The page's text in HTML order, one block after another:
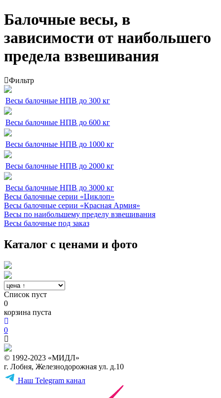
Балочные весы, в
зависимости от наибольшего
предела взвешивания
Фильтр
Весы балочные НПВ до 300 кг
Весы балочные НПВ до 600 кг
Весы балочные НПВ до 1000 кг
Весы балочные НПВ до 2000 кг
Весы балочные НПВ до 3000 кг
Весы балочные серии «Циклоп»
Весы балочные серии «Красная Армия»
Весы по наибольшему пределу взвешивания
Весы балочные под заказ
Каталог с ценами и фото
Список пуст
0
корзина пуста
0
© 1992-2023 «МИДЛ»
г. Лобня, Железнодорожная ул. д.10
Наш Telegram канал